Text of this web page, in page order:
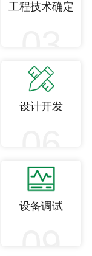
工程技术确定
设计开发
设备调试